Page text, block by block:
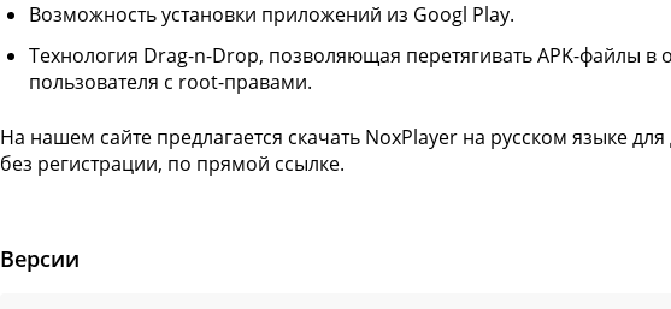
Возможность установки приложений из Googl Play.
Технология Drag-n-Drop, позволяющая перетягивать APK-файлы в
пользователя с root-правами.
На нашем сайте предлагается скачать NoxPlayer на русском языке
без регистрации, по прямой ссылке.
Версии